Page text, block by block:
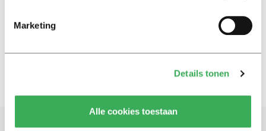
Marketing
Details tonen
Alle cookies toestaan
2